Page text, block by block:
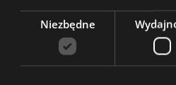
materiałów budowlanych,
wzrost popytu,
badaniu wzrosła
spadki wartości
Niezbędne